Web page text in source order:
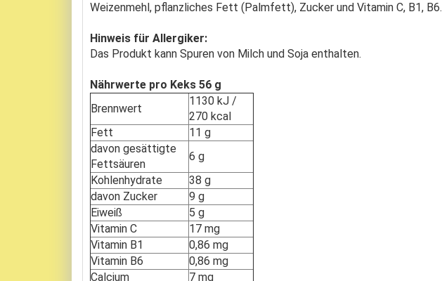
Weizenmehl, pflanzliches Fett (Palmfett), Zucker und Vitamin C, B1, B6.
Hinweis für Allergiker:
Das Produkt kann Spuren von Milch und Soja enthalten.
Nährwerte pro Keks 56 g
Brennwert
1130 kJ /
270 kcal
Fett
11 g
davon gesättigte
Fettsäuren
6 g
Kohlenhydrate
38 g
davon Zucker
9 g
Eiweiß
5 g
Vitamin C
17 mg
Vitamin B1
0,86 mg
Vitamin B6
0,86 mg
Calcium
7 mg